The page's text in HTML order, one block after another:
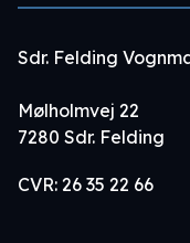
Sdr. Felding
Mølholmvej 22
7280 Sdr. Felding
CVR: 26 35 22 66